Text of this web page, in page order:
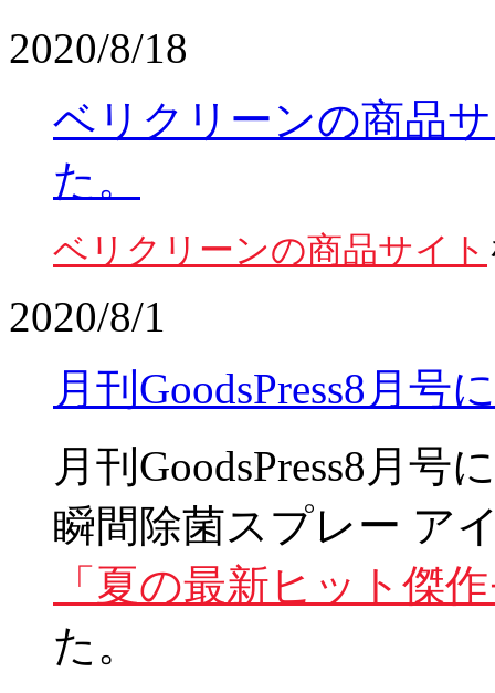
2020/8/18
ベリクリーンの商品
た。
ベリクリーンの商品サイト
2020/8/1
月刊GoodsPress8月
月刊GoodsPress8月
瞬間除菌スプレー ア
「夏の最新ヒット傑
た。